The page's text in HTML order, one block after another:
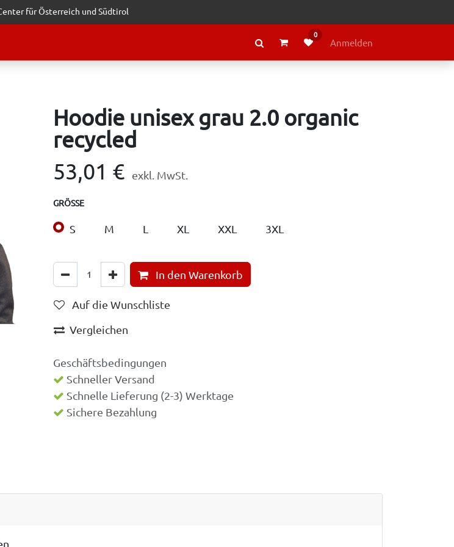
für Österreich und Südtirol
ÜBER LELY
0
Anmelden
Hoodie unisex grau 2.0 organic
recycled
53,01 € exkl. MwSt.
GRÖSSE
S M L XL XXL 3XL
In den Warenkorb
Auf die Wunschliste
Vergleichen
Geschäftsbedingungen
Schneller Versand
Schnelle Lieferung (2-3) Werktage
Sichere Bezahlung